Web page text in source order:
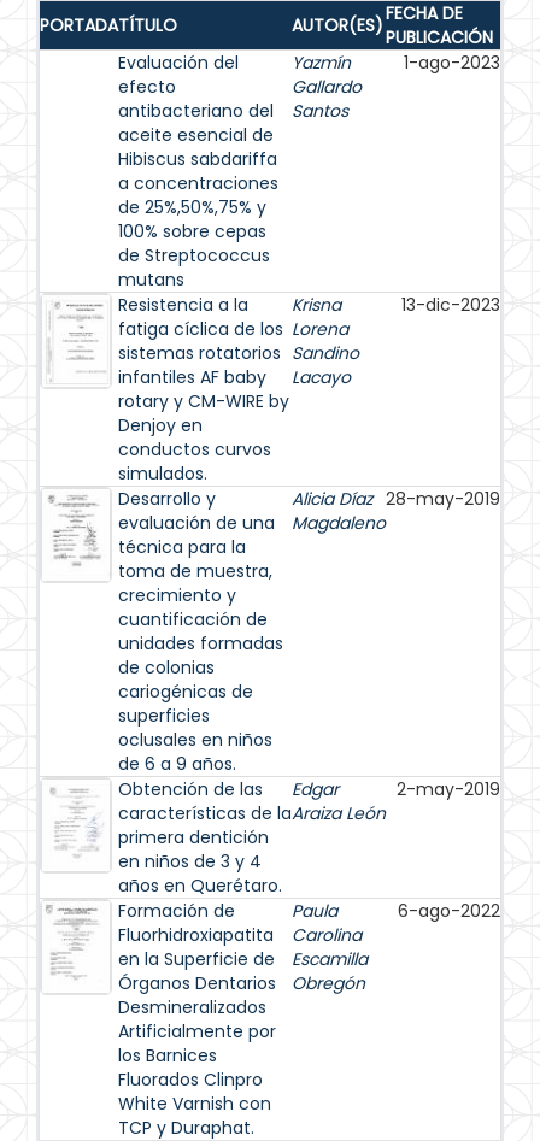
PORTADATÍTULO AUTOR(ES)FECHA DE
PUBLICACIÓN
Evaluación del
efecto
antibacteriano del
aceite esencial de
Hibiscus sabdariffa
a concentraciones
de 25%,50%,75% y
100% sobre cepas
de Streptococcus
mutans
Yazmín
Gallardo
Santos
1-ago-2023
Resistencia a la
fatiga cíclica de los
sistemas rotatorios
infantiles AF baby
rotary y CM-WIRE by
Denjoy en
conductos curvos
simulados.
Krisna
Lorena
Sandino
Lacayo
13-dic-2023
Desarrollo y
evaluación de una
técnica para la
toma de muestra,
crecimiento y
cuantificación de
unidades formadas
de colonias
cariogénicas de
superficies
oclusales en niños
de 6 a 9 años.
Alicia Díaz
Magdaleno
28-may-2019
Obtención de las
características de la
primera dentición
en niños de 3 y 4
años en Querétaro.
Edgar
Araiza León
2-may-2019
Formación de
Fluorhidroxiapatita
en la Superficie de
Órganos Dentarios
Desmineralizados
Artificialmente por
los Barnices
Fluorados Clinpro
White Varnish con
TCP y Duraphat.
Paula
Carolina
Escamilla
Obregón
6-ago-2022